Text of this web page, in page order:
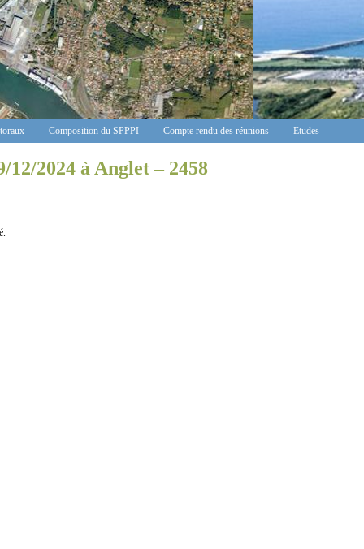
Composition du SPPPI Compte rendu des réunions Etudes
2024 à Anglet – 2458